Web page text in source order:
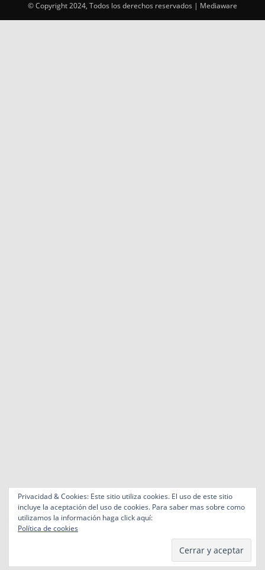
© Copyright 2024, Todos los derechos reservados | Mediaware
Privacidad & Cookies: Este sitio utiliza cookies. El uso de este sitio
incluye la aceptación del uso de cookies. Para saber mas sobre como
utilizamos la información haga click aquí:
Política de cookies